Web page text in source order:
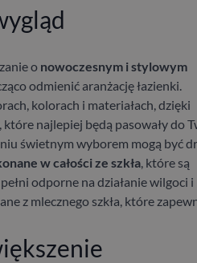
o nowoczesnym i stylowym
odmienić aranżację łazienki.
kolorach i materiałach, dzięki
najlepiej będą pasowały do
świetnym wyborem mogą być
w całości ze szkła , które są
odporne na działanie wilgoci i
z mlecznego szkła, które